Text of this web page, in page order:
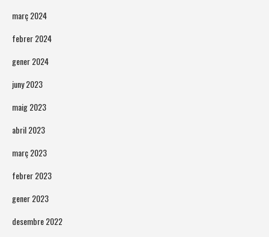
març 2024
febrer 2024
gener 2024
juny 2023
maig 2023
abril 2023
març 2023
febrer 2023
gener 2023
desembre 2022